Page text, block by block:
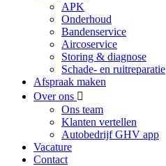
APK
Onderhoud
Bandenservice
Aircoservice
Storing & diagnose
Schade- en ruitreparatie
Afspraak maken
Over ons
Ons team
Klanten vertellen
Autobedrijf GHV app
Vacature
Contact